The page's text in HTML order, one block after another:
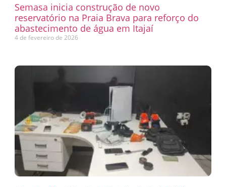
Semasa inicia construção de novo
reservatório na Praia Brava para reforço do
abastecimento de água em Itajaí
4 de fevereiro de 2026